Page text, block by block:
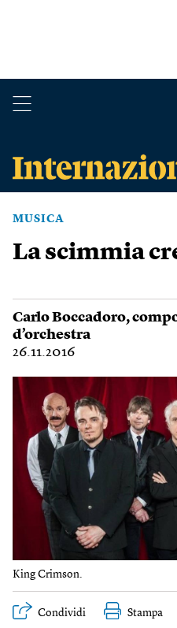
MUSICA
La scimmia
Carlo Boccadoro,
d’orchestra
26.11.2016
King Crimson.
Condividi Stampa